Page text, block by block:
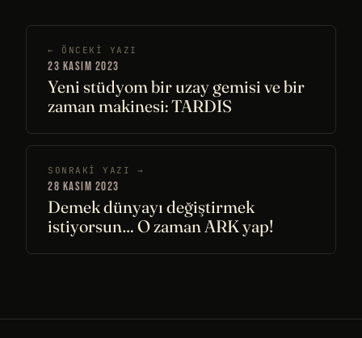
← ÖNCEKI YAZI
23 KASIM 2023
Yeni stüdyom bir uzay gemisi ve bir
zaman makinesi: TARDIS
SONRAKI YAZI →
28 KASIM 2023
Demek dünyayı değiştirmek
istiyorsun… O zaman ARK yap!